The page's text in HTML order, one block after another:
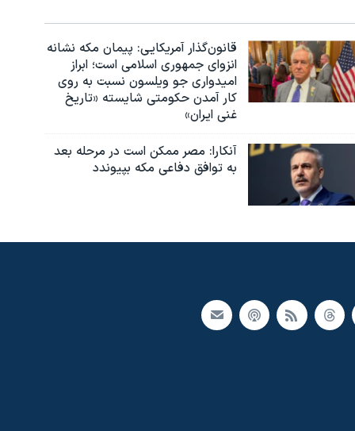
قانون‌گذار آمریکایی: پیمان مکه نشانه
انزوای جمهوری اسلامی است؛ ابراز
امیدواری جو ویلسون نسبت به روی
کار آمدن حکومتی شایسته «تاریخ
غنی ایران»
آنکارا: مصر ممکن است در مرحله بعد
به توافق دفاعی مکه بپیوندد